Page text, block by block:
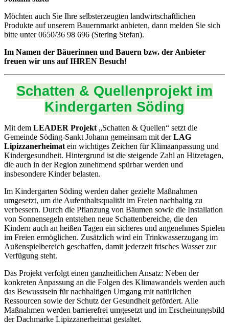
Möchten auch Sie Ihre selbsterzeugten landwirtschaftlichen
Produkte auf unserem Bauernmarkt anbieten, dann melden Sie sich
bitte unter 0650/36 98 696 (Stering Stefan).
Im Namen der Bäuerinnen und Bauern bzw. der Anbieter
freuen wir uns auf IHREN Besuch!
Schatten & Quellenprojekt im
Kindergarten Söding
Mit dem LEADER Projekt „Schatten & Quellen“ setzt die
Gemeinde Söding-Sankt Johann gemeinsam mit derLAG
Lipizzanerheimat ein wichtiges Zeichen für Klimaanpassung und
Kindergesundheit. Hintergrund ist die steigende Zahl an Hitzetagen,
die auch in der Region zunehmend spürbar werden und
insbesondere Kinder belasten.
Im Kindergarten Söding werden daher gezielte Maßnahmen
umgesetzt, um die Aufenthaltsqualität im Freien nachhaltig zu
verbessern. Durch die Pflanzung von Bäumen sowie die Installation
von Sonnensegeln entstehen neue Schattenbereiche, die den
Kindern auch an heißen Tagen ein sicheres und angenehmes Spielen
im Freien ermöglichen. Zusätzlich wird ein Trinkwasserzugang im
Außenspielbereich geschaffen, damit jederzeit frisches Wasser zur
Verfügung steht.
Das Projekt verfolgt einen ganzheitlichen Ansatz: Neben der
konkreten Anpassung an die Folgen des Klimawandels werden auch
das Bewusstsein für nachhaltigen Umgang mit natürlichen
Ressourcen sowie der Schutz der Gesundheit gefördert. Alle
Maßnahmen werden barrierefrei umgesetzt und im Erscheinungsbild
der Dachmarke Lipizzanerheimat gestaltet.